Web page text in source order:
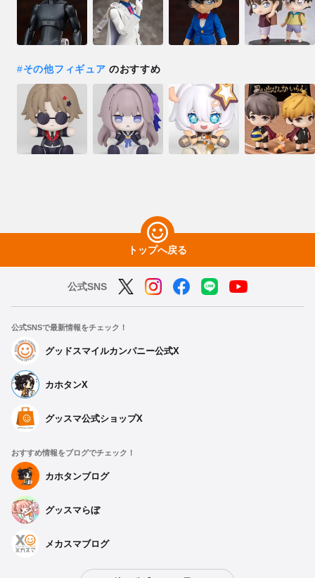
#その他フィギュア のおすすめ
トップへ戻る
公式SNS
公式SNSで最新情報をチェック！
グッドスマイルカンパニー公式X
カホタンX
グッスマ公式ショップX
おすすめ情報をブログでチェック！
カホタンブログ
グッスマらぼ
メカスマブログ